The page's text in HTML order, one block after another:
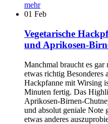
mehr
01 Feb
Vegetarische
und Aprikosen-
Manchmal braucht es
etwas richtig Besonderes
Hackpfanne mit Wirsing
Minuten fertig. Das
Aprikosen-Birnen-
und absolut geniale Note
etwas anderes